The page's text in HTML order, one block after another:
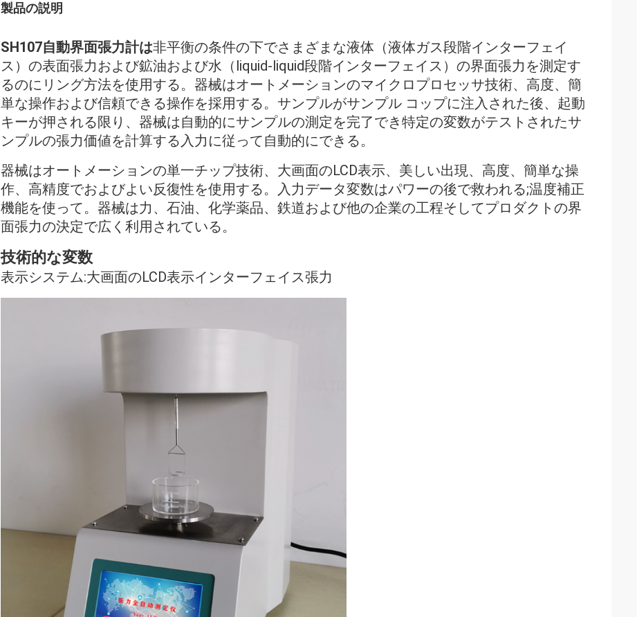
製品の説明
SH107自動界面張力計は非平衡の条件の下でさまざまな液体（液体ガス段階インターフェイ
ス）の表面張力および鉱油および水（liquid-liquid段階インターフェイス）の界面張力を測定す
るのにリング方法を使用する。器械はオートメーションのマイクロプロセッサ技術、高度、簡
単な操作および信頼できる操作を採用する。サンプルがサンプル コップに注入された後、起動
キーが押される限り、器械は自動的にサンプルの測定を完了でき特定の変数がテストされたサ
ンプルの張力価値を計算する入力に従って自動的にできる。
器械はオートメーションの単一チップ技術、大画面のLCD表示、美しい出現、高度、簡単な操
作、高精度でおよびよい反復性を使用する。入力データ変数はパワーの後で救われる;温度補正
機能を使って。器械は力、石油、化学薬品、鉄道および他の企業の工程そしてプロダクトの界
面張力の決定で広く利用されている。
技術的な変数
表示システム:大画面のLCD表示インターフェイス張力